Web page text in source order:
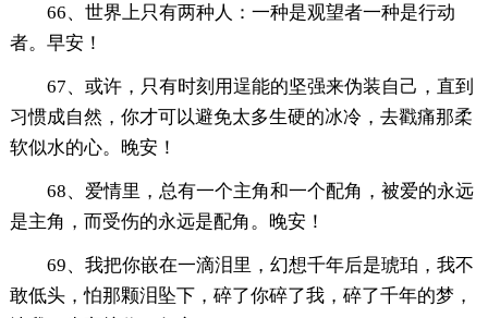
66、世界上只有两种人：一种是观望者一种是行动
者。早安！
67、或许，只有时刻用逞能的坚强来伪装自己，直到
习惯成自然，你才可以避免太多生硬的冰冷，去戳痛那柔
软似水的心。晚安！
68、爱情里，总有一个主角和一个配角，被爱的永远
是主角，而受伤的永远是配角。晚安！
69、我把你嵌在一滴泪里，幻想千年后是琥珀，我不
敢低头，怕那颗泪坠下，碎了你碎了我，碎了千年的梦，